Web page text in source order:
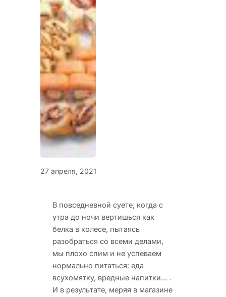
27 апреля, 2021
В повседневной суете, когда с
утра до ночи вертишься как
белка в колесе, пытаясь
разобраться со всеми делами,
мы плохо спим и не успеваем
нормально питаться: еда
всухомятку, вредные напитки… .
И в результате, меряя в магазине